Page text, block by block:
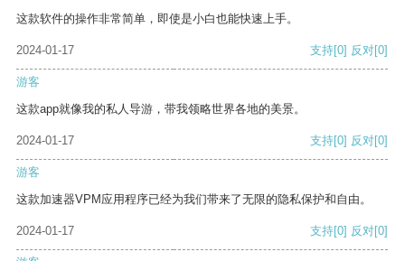
这款软件的操作非常简单，即使是小白也能快速上手。
2024-01-17 支持[0] 反对[0]
游客
这款app就像我的私人导游，带我领略世界各地的美景。
2024-01-17 支持[0] 反对[0]
游客
这款加速器VPM应用程序已经为我们带来了无限的隐私保护和自由。
2024-01-17 支持[0] 反对[0]